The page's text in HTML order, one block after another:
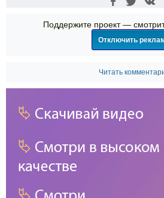
Поддержите проект —
Отключить
Читать